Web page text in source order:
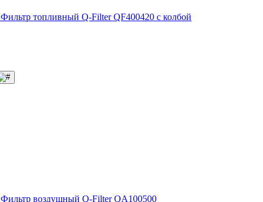
Фильтр топливный Q-Filter QF400420 с колбой
Фильтр воздушный Q-Filter QA100500